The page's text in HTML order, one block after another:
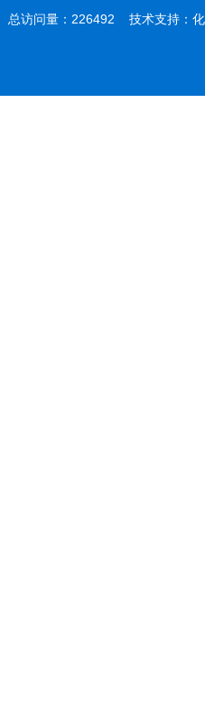
总访问量：226492 技术支持： 化